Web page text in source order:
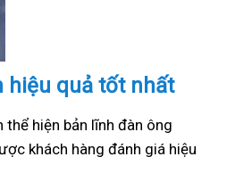
hiệu quả tốt nhất
hiện bản lĩnh đàn ông
khách hàng đánh giá hiệu